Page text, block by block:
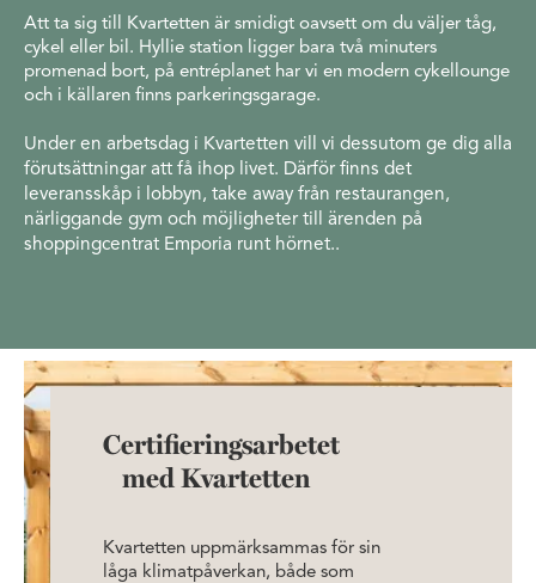
Att ta sig till Kvartetten är smidigt oavsett om du väljer tåg,
cykel eller bil. Hyllie station ligger bara två minuters
promenad bort, på entréplanet har vi en modern cykellounge
och i källaren finns parkeringsgarage.
Under en arbetsdag i Kvartetten vill vi dessutom ge dig alla
förutsättningar att få ihop livet. Därför finns det
leveransskåp i lobbyn, take away från restaurangen,
närliggande gym och möjligheter till ärenden på
shoppingcentrat Emporia runt hörnet..
Certifieringsarbetet
med Kvartetten
Kvartetten uppmärksammas för sin
låga klimatpåverkan, både som